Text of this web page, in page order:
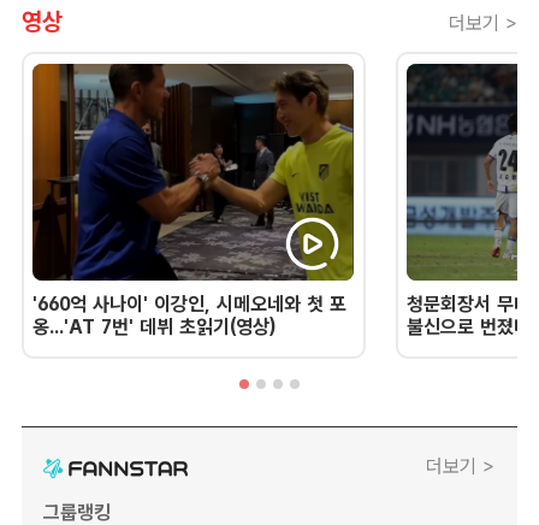
영상 더보기 >
'660억 사나이' 이강인, 시메오네와 첫 포
옹...'AT 7번' 데뷔 초읽기(영상)
청문회장서 무너
불신으로 번졌
더보기 >
그룹랭킹